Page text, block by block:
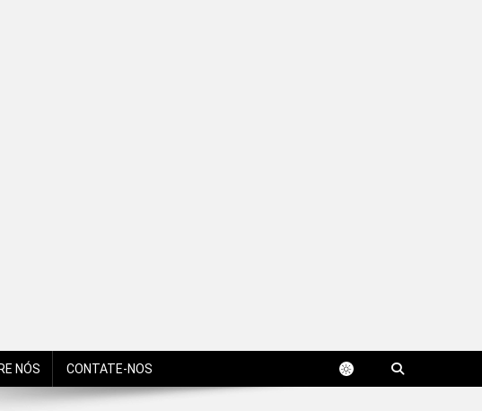
NÓS CONTATE-NOS